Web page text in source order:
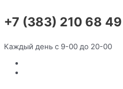
+7 (383) 210 68 49
Каждый день с 9-00 до 20-00